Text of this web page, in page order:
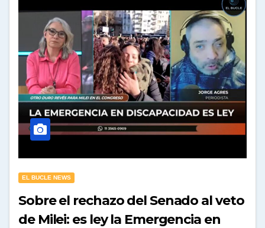
EL BUCLE NEWS
Sobre el rechazo del Senado al veto
de Milei: es ley la Emergencia en